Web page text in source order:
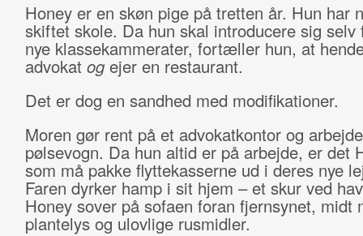
Honey er en skøn pige på tretten år. Hun har
skiftet skole. Da hun skal introducere sig selv
nye klassekammerater, fortæller hun, at
advokat og ejer en restaurant.
Det er dog en sandhed med modifikationer.
Moren gør rent på et advokatkontor og
pølsevogn. Da hun altid er på arbejde, er det
som må pakke flyttekasserne ud i deres nye
Faren dyrker hamp i sit hjem – et skur ved
Honey sover på sofaen foran fjernsynet, midt
plantelys og ulovlige rusmidler.